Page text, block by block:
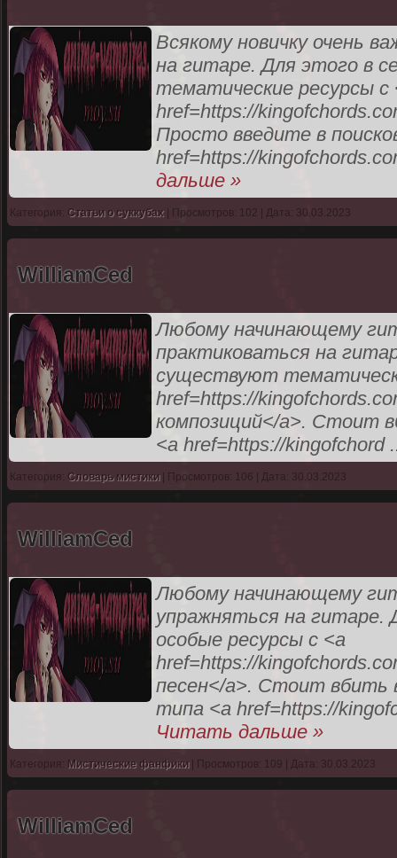
Всякому новичку очень
на гитаре. Для этого в
тематические ресурсы с
href=https://
Просто введите в
href=https://
дальше »
Категория: Статьи о суккубах | Просмотров: 102 | Дата: 30.03.2023
WilliamCed
Любому начинающему
практиковаться на
существуют
href=https://
композиций</a>. Стоит
<a href=https://kingofchord
Категория: Словарь мистики| Просмотров: 106 | Дата: 30.03.2023
WilliamCed
Любому начинающему
упражняться на
особые ресурсы с <a
href=https://
песен</a>. Стоит вбить
типа <a href=https://
Читать дальше »
Категория: Мистические фанфики| Просмотров: 109 | Дата: 30.03.2023
WilliamCed